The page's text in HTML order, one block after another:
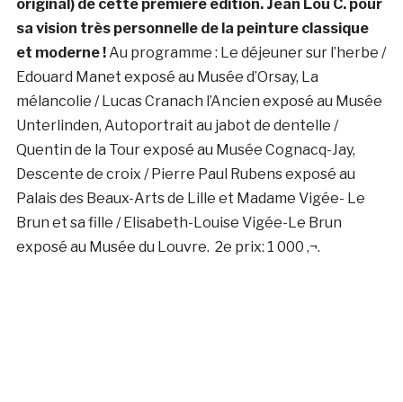
original) de cette première édition. Jean Lou C. pour
sa vision très personnelle de la peinture classique
et moderne !Au programme : Le déjeuner sur l’herbe /
Edouard Manet exposé au Musée d’Orsay, La
mélancolie / Lucas Cranach l’Ancien exposé au Musée
Unterlinden, Autoportrait au jabot de dentelle /
Quentin de la Tour exposé au Musée Cognacq-Jay,
Descente de croix / Pierre Paul Rubens exposé au
Palais des Beaux-Arts de Lille et Madame Vigée- Le
Brun et sa fille / Elisabeth-Louise Vigée-Le Brun
exposé au Musée du Louvre. 2e prix: 1 000 ‚¬.